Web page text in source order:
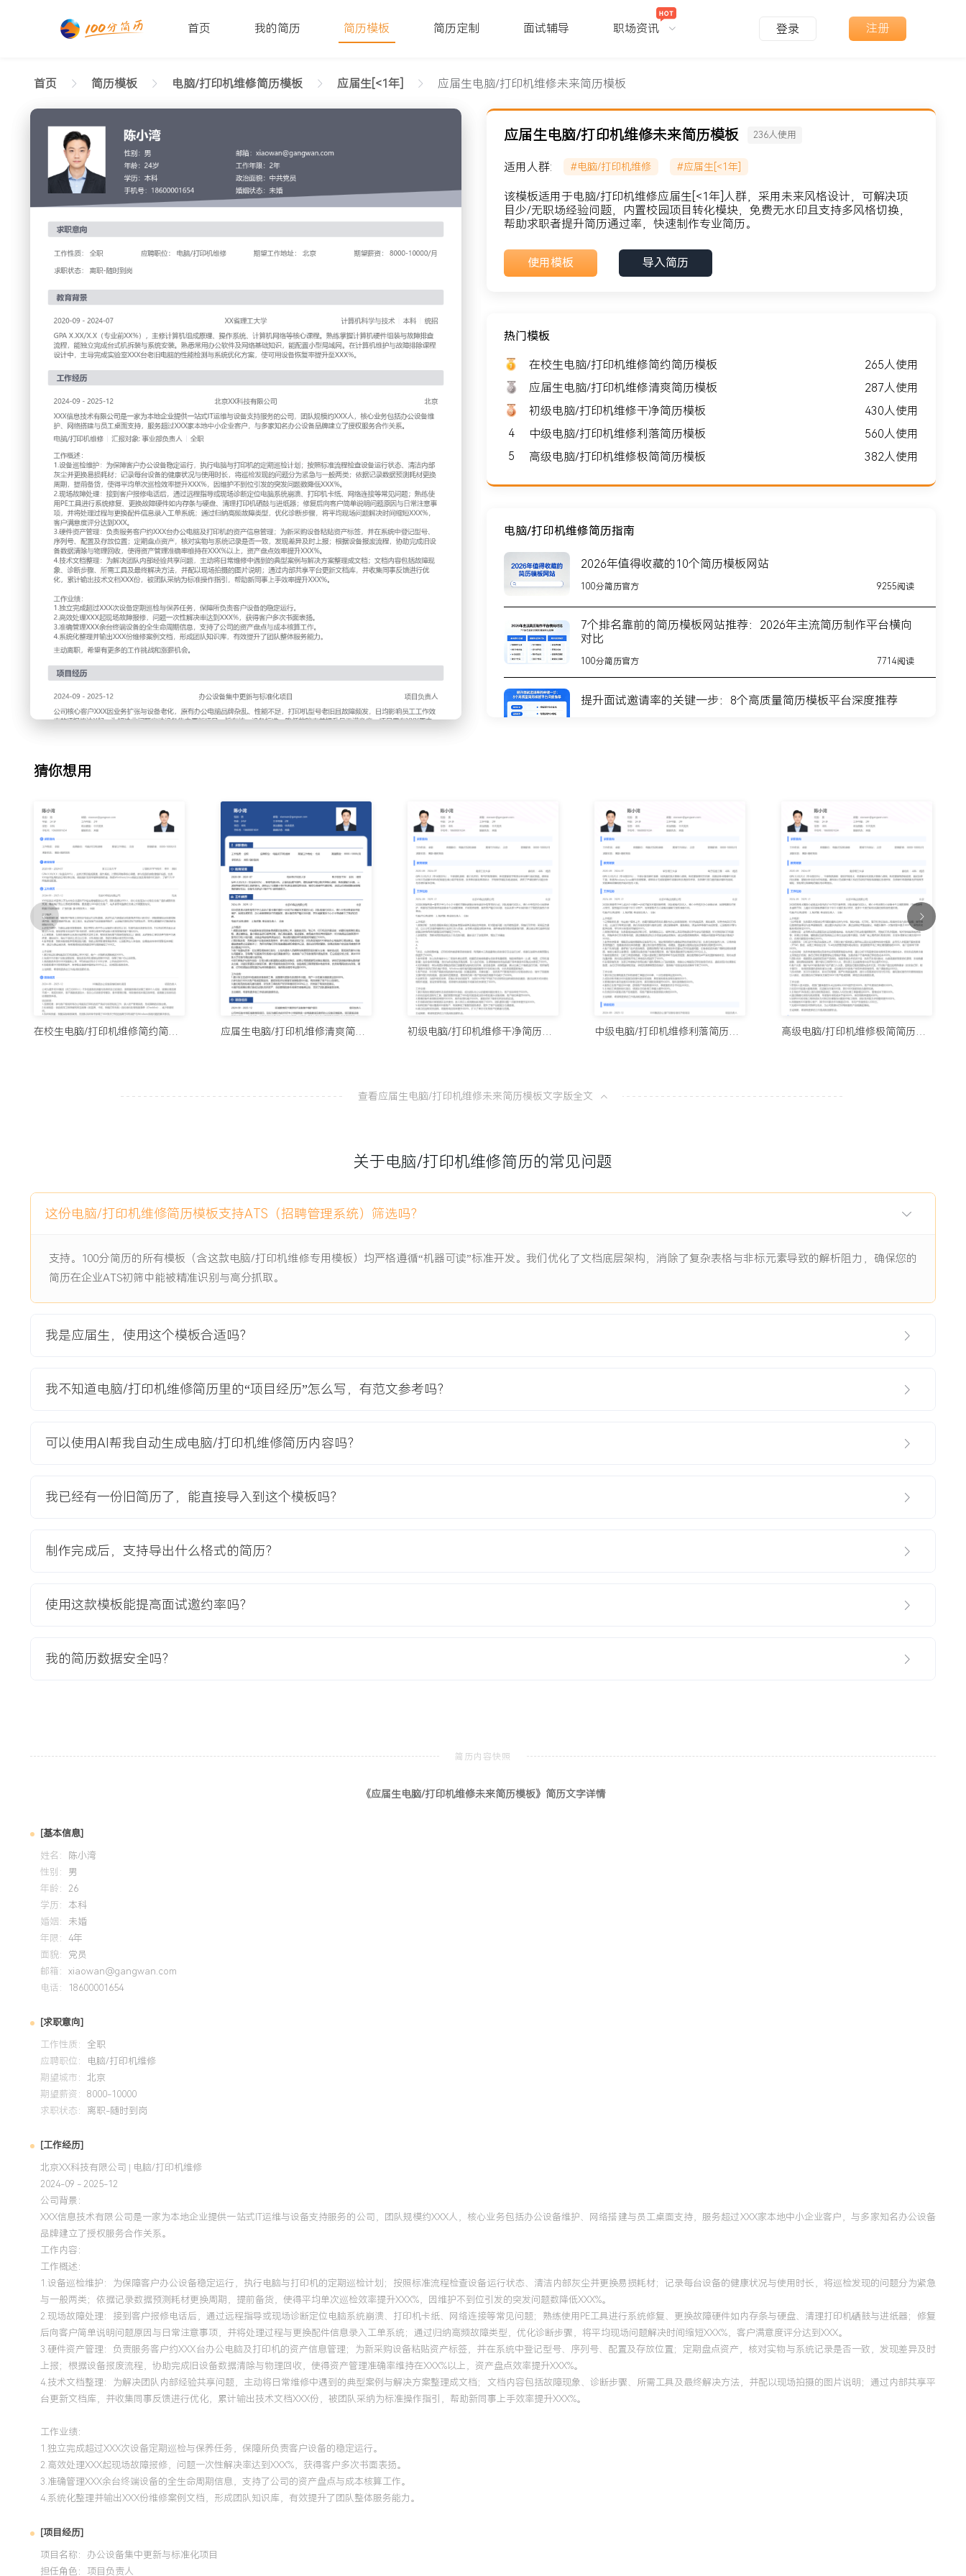
首页 我的简历 简历模板 简历定制 面试辅导 职场资讯 登录 注册
首页 简历模板 电脑/打印机维修简历模板 应届生[<1年] 应届生电脑/打印机维修未来简历模板
返回样式图
正在查看应届生电脑/打印机维修未来简历模板文字版
陈小湾
性别: 男年龄: 26 学历: 本科婚姻状态: 未婚 工作年限: 4年政治面貌: 党员
邮箱: xiaowan@gangwan.com
求职意向
工作性质: 全职应聘职位: 电脑/打印机维修期望工作地址: 北京期望薪资: 8000-10000
工作经历
2024-09 -2025-12 北京XX科技有限公司
XXX信息技术有限公司是一家为本地企业提供一站式IT运维与设备支持服务的公司，团队
规模约XXX人，核心业务包括办公设备维护、网络搭建与员工桌面支持，服务超过XXX家
本地中小企业客户，与多家知名办公设备品牌建立了授权服务合作关系。
电脑/打印机维修汇报对象：部门总监
工作概述：
1.设备巡检维护：为保障客户办公设备稳定运行，执行电脑与打印机的定期巡检计划；按
照标准流程检查设备运行状态、清洁内部灰尘并更换易损耗材；记录每台设备的健康状况
与使用时长，将巡检发现的问题分为紧急与一般两类；依据记录数据预测耗材更换周期，
提前备货，使得平均单次巡检效率提升XXX%，因维护不到位引发的突发问题数降低
XXX%。
2.现场故障处理：接到客户报修电话后，通过远程指导或现场诊断定位电脑系统崩溃、打
印机卡纸、网络连接等常见问题；熟练使用PE工具进行系统修复、更换故障硬件如内存条
与硬盘、清理打印机硒鼓与进纸器；修复后向客户简单说明问题原因与日常注意事项，并
将处理过程与更换配件信息录入工单系统；通过归纳高频故障类型，优化诊断步骤，将平
备粘贴资产标签，并在系统中登记型号、序列号、配置及存放位置；定期盘点资产，核对
清除与物理回收，使得资产管理准确率维持在XXX%以上，资产盘点效率提升XXX%。
4.技术文档整理：为解决团队内部经验共享问题，主动将日常维修中遇到的典型案例与解
决方案整理成文档；文档内容包括故障现象、诊断步骤、所需工具及最终解决方法，并配
以现场拍摄的图片说明；通过内部共享平台更新文档库，并收集同事反馈进行优化，累计
输出技术文档XXX份，被团队采纳为标准操作指引，帮助新同事上手效率提升XXX%。
工作业绩：
1.独立完成超过XXX次设备定期巡检与保养任务，保障所负责客户设备的稳定运行。
2.高效处理XXX起现场故障报修，问题一次性解决率达到XXX%，获得客户多次书面表扬。
3.准确管理XXX余台终端设备的全生命周期信息，支持了公司的资产盘点与成本核算工
作。
4.系统化整理并输出XXX份维修案例文档，形成团队知识库，有效提升了团队整体服务能
力。
号老旧且故障频发，日均影响员工工作效率的IT报修达X起，为解决此问题启动设备集中更
新项目，旨在统一设备标准、降低故障率并提升员工满意度，项目需在XXX周内为XXX个
项目职责：
1.设备盘点与方案制定：参与客户现场所有老旧设备的盘点工作，记录每台电脑的硬件配
2.采购协调与到货验收：跟进供应商发货进度，设备到货后负责开箱验收，核对型号、数
量并检查外观有无损坏；将验收合格的设备登记入库，并开始进行标准化的系统预装。
办公软件；为每位员工执行旧电脑的数据备份，并安全迁移至新电脑的指定位置，确保数
据完整无误。
入；为员工提供简短的上手指导，解答基础使用问题，并收集初步使用反馈。
2.客户办公设备整体故障率在项目完成后三个月内下降XXX%，相关IT支持工单量减少
分钟，部署效率提升XXX%。
教育背景
够熟练诊断并解决电脑、打印机常见软硬件故障，设备巡检效率提升XXX%。问题解决：
注重工作方法与流程，通过系统化整理XXX份维修案例形成知识库，将同类故障的平均处
理时间缩短XXX%，设备故障复发率下降XXX%。学习能力：积极跟进主流办公设备技术，
快速掌握新设备部署与网络配置技能，在大型设备更新项目中独立完成XXX台终端的数据
迁移与部署任务。服务意识：以保障客户业务正常运行为目标，耐心沟通，累计获得XXX
次客户书面好评，客户满意度评分稳定在XXX以上。
培训经历
2024-09 -2025-12
系统学习了个人电脑硬件、移动设备、操作系统及基础网络技术的安装、配置与故障排除
知识。认证所学的标准化诊断流程应用于日常维修工作，显著提升了对复杂硬件问题的定
位准确性。结合实践，总结出针对品牌台式机、笔记本电脑的快速检测方法，使硬件类故
障的平均修复时间减少XXX%，并输出了内部硬件更换操作指南。
应届生电脑/打印机维修未来简历模板 236人使用
适用人群: #电脑/打印机维修 #应届生[<1年]
该模板适用于电脑/打印机维修应届生[<1年]人群，采用未来风格设计，可解决项
目少/无职场经验问题，内置校园项目转化模块，免费无水印且支持多风格切换，
帮助求职者提升简历通过率，快速制作专业简历。
使用模板 导入简历
热门模板
在校生电脑/打印机维修简约简历模板
265人使用
应届生电脑/打印机维修清爽简历模板
287人使用
初级电脑/打印机维修干净简历模板
430人使用
4
中级电脑/打印机维修利落简历模板
560人使用
5
高级电脑/打印机维修极简简历模板 382人使用
电脑/打印机维修简历指南
2026年值得收藏的10个简历模板网站
100分简历官方 9255阅读
7个排名靠前的简历模板网站推荐：2026年主流简历制作平台横向
对比
100分简历官方 7714阅读
提升面试邀请率的关键一步：8个高质量简历模板平台深度推荐
不会写简历？这8个高质量简历模板网站，帮你轻松迈出求职第一
100分简历官方 9915阅读
你的简历为什么总是被筛掉？试试这6个在线简历制作网站
100分简历官方 7354阅读
10个值得试用的制作简历网站与在线简历工具推荐（2026）
100分简历官方 5678阅读
8款AI简历生成工具实测：从智能制作到优化，国内外精选推荐
一份让HR眼前一亮的简历：8个值得收藏的简历制作网站
100分简历官方 9484阅读
猜你想用
查看应届生电脑/打印机维修未来简历模板文字版全文
关于电脑/打印机维修简历的常见问题
这份电脑/打印机维修简历模板支持ATS（招聘管理系统）筛选吗？
支持。100分简历的所有模板（含这款电脑/打印机维修专用模板）均严格遵循“机器可读”标准开发。我们优化了文档底层架构，消除了复杂表格与非标元素导致的解析阻力，确保您的
简历在企业ATS初筛中能被精准识别与高分抓取。
我是应届生，使用这个模板合适吗？
我不知道电脑/打印机维修简历里的“项目经历”怎么写，有范文参考吗？
可以使用AI帮我自动生成电脑/打印机维修简历内容吗？
我已经有一份旧简历了，能直接导入到这个模板吗？
制作完成后，支持导出什么格式的简历？
使用这款模板能提高面试邀约率吗？
我的简历数据安全吗？
《应届生电脑/打印机维修未来简历模板》简历文字详情
[基本信息]
姓名：
陈小湾
性别： 男
年龄： 26
学历： 本科
婚姻： 未婚
年限： 4年
面貌： 党员
邮箱： xiaowan@gangwan.com
电话：
18600001654
[求职意向]
工作性质： 全职
应聘职位：
电脑/打印机维修
期望城市： 北京
期望薪资： 8000-10000
求职状态： 离职-随时到岗
[工作经历]
北京XX科技有限公司 | 电脑/打印机维修
2024-09 - 2025-12
公司背景：
XXX信息技术有限公司是一家为本地企业提供一站式IT运维与设备支持服务的公司，团队规模约XXX人，核心业务包括办公设备维护、网络搭建与员工桌面支持，服务超过XXX家本地中小企业客户，与多家知名办公设备
品牌建立了授权服务合作关系。
工作内容：
工作概述：
1.设备巡检维护：为保障客户办公设备稳定运行，执行电脑与打印机的定期巡检计划；按照标准流程检查设备运行状态、清洁内部灰尘并更换易损耗材；记录每台设备的健康状况与使用时长，将巡检发现的问题分为紧急
与一般两类；依据记录数据预测耗材更换周期，提前备货，使得平均单次巡检效率提升XXX%，因维护不到位引发的突发问题数降低XXX%。
2.现场故障处理：接到客户报修电话后，通过远程指导或现场诊断定位电脑系统崩溃、打印机卡纸、网络连接等常见问题；熟练使用PE工具进行系统修复、更换故障硬件如内存条与硬盘、清理打印机硒鼓与进纸器；修复
后向客户简单说明问题原因与日常注意事项，并将处理过程与更换配件信息录入工单系统；通过归纳高频故障类型，优化诊断步骤，将平均现场问题解决时间缩短XXX%，客户满意度评分达到XXX。
3.硬件资产管理：负责服务客户约XXX台办公电脑及打印机的资产信息管理；为新采购设备粘贴资产标签，并在系统中登记型号、序列号、配置及存放位置；定期盘点资产，核对实物与系统记录是否一致，发现差异及时
上报；根据设备报废流程，协助完成旧设备数据清除与物理回收，使得资产管理准确率维持在XXX%以上，资产盘点效率提升XXX%。
4.技术文档整理：为解决团队内部经验共享问题，主动将日常维修中遇到的典型案例与解决方案整理成文档；文档内容包括故障现象、诊断步骤、所需工具及最终解决方法，并配以现场拍摄的图片说明；通过内部共享平
台更新文档库，并收集同事反馈进行优化，累计输出技术文档XXX份，被团队采纳为标准操作指引，帮助新同事上手效率提升XXX%。
工作业绩：
1.独立完成超过XXX次设备定期巡检与保养任务，保障所负责客户设备的稳定运行。
2.高效处理XXX起现场故障报修，问题一次性解决率达到XXX%，获得客户多次书面表扬。
3.准确管理XXX余台终端设备的全生命周期信息，支持了公司的资产盘点与成本核算工作。
4.系统化整理并输出XXX份维修案例文档，形成团队知识库，有效提升了团队整体服务能力。
[项目经历]
项目名称：办公设备集中更新与标准化项目
担任角色： 项目负责人